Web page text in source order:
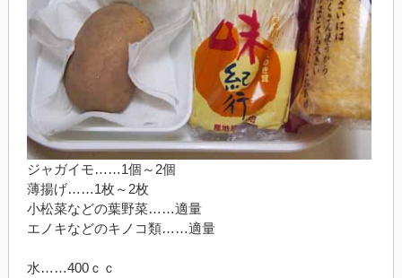
ジャガイモ……1個～2個
薄揚げ……1枚～2枚
小松菜などの葉野菜……適量
エノキなどのキノコ類……適量
水……400ｃｃ